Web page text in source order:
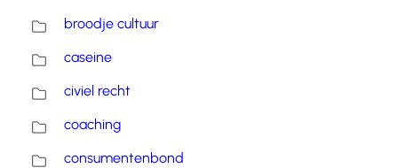
broodje cultuur
caseine
civiel recht
coaching
consumentenbond